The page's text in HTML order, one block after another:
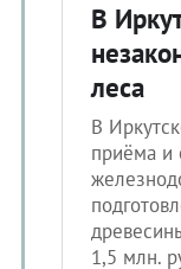
В
леса
В
приёма и
1,5 млн.